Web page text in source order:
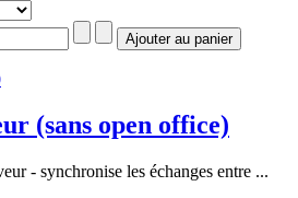
(sans open office)
- synchronise les échanges entre ...